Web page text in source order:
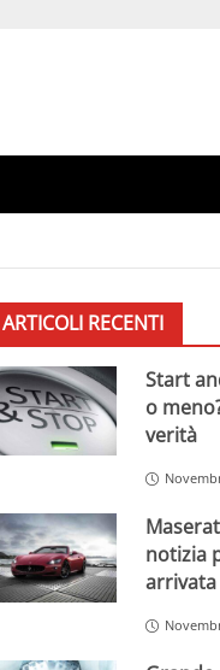
ARTICOLI RECENTI
Start
o
verità
notizia
arrivata